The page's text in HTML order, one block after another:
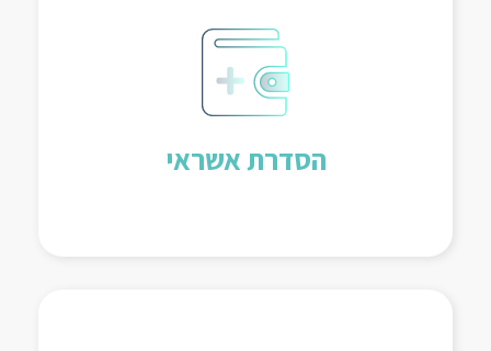
הסדרת אשראי
הסדרת מבנה אשראי מול המערכת
הבנקאית והחוץ בנקאית, מחזור חובות
(Re-Finance), התאמת ביטחונות אל מול
המימון.